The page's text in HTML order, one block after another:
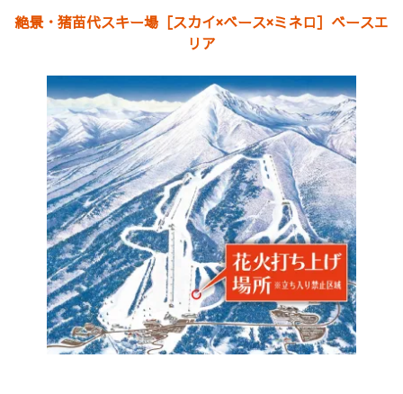
絶景・猪苗代スキー場［スカイ×ベース×ミネロ］ベースエ
リア